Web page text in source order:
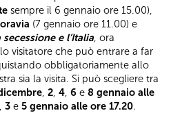
sempre il 6 gennaio ore 15.00),
(7 gennaio ore 11.00) e
e l’Italia , ora
visitatore che può entrare a far
obbligatoriamente allo
sia la visita. Si può scegliere tra
2 4 6 e 8 gennaio alle
3 e 5 gennaio alle ore 17.20.